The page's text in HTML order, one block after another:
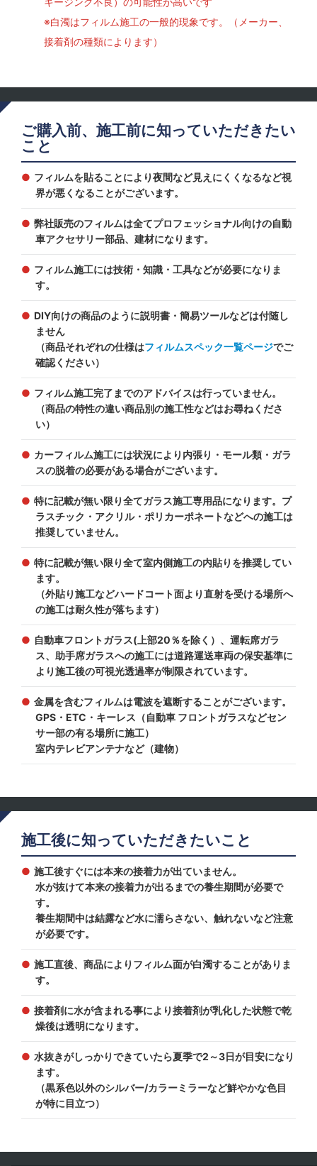
※白濁はフィルム施工の一般的現象です。（メーカー、
接着剤の種類によります）
ご購入前、施工前に知っていただきたい
こと
フィルムを貼ることにより夜間など見えにくくなるなど視
界が悪くなることがございます。
弊社販売のフィルムは全てプロフェッショナル向けの自動
車アクセサリー部品、建材になります。
フィルム施工には技術・知識・工具などが必要になりま
す。
DIY向けの商品のように説明書・簡易ツールなどは付随し
ません
（商品それぞれの仕様はフィルムスペック一覧ページでご
確認ください）
フィルム施工完了までのアドバイスは行っていません。
（商品の特性の違い商品別の施工性などはお尋ねくださ
い）
カーフィルム施工には状況により内張り・モール類・ガラ
スの脱着の必要がある場合がございます。
特に記載が無い限り全てガラス施工専用品になります。プ
ラスチック・アクリル・ポリカーポネートなどへの施工は
推奨していません。
特に記載が無い限り全て室内側施工の内貼りを推奨してい
ます。
（外貼り施工などハードコート面より直射を受ける場所へ
の施工は耐久性が落ちます）
自動車フロントガラス(上部20％を除く）、運転席ガラ
ス、助手席ガラスへの施工には道路運送車両の保安基準に
より施工後の可視光透過率が制限されています。
金属を含むフィルムは電波を遮断することがございます。
GPS・ETC・キーレス（自動車 フロントガラスなどセン
サー部の有る場所に施工）
室内テレビアンテナなど（建物）
施工後に知っていただきたいこと
施工後すぐには本来の接着力が出ていません。
水が抜けて本来の接着力が出るまでの養生期間が必要で
す。
養生期間中は結露など水に濡らさない、触れないなど注意
が必要です。
施工直後、商品によりフィルム面が白濁することがありま
す。
接着剤に水が含まれる事により接着剤が乳化した状態で乾
燥後は透明になります。
水抜きがしっかりできていたら夏季で2～3日が目安になり
ます。
（黒系色以外のシルバー/カラーミラーなど鮮やかな色目
が特に目立つ）